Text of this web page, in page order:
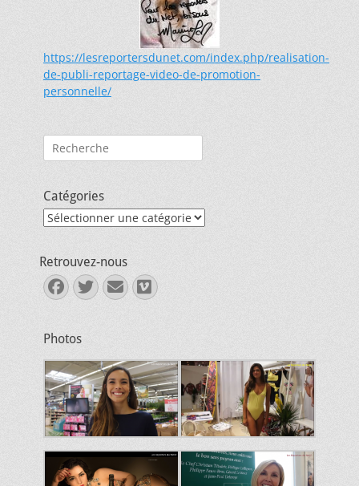
https://lesreportersdunet.com/index.php/realisation-
de-publi-reportage-video-de-promotion-
personnelle/
Rechercher :
Catégories
Catégories
Retrouvez-nous
Facebook
Twitter
E-
mail
Vimeo
Photos